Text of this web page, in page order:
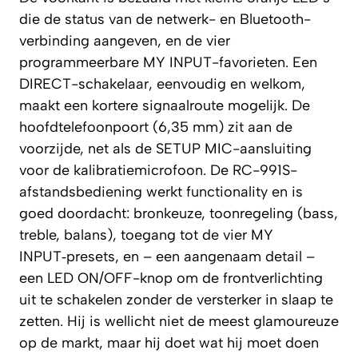
die de status van de netwerk- en Bluetooth-
verbinding aangeven, en de vier
programmeerbare MY INPUT-favorieten. Een
DIRECT-schakelaar, eenvoudig en welkom,
maakt een kortere signaalroute mogelijk. De
hoofdtelefoonpoort (6,35 mm) zit aan de
voorzijde, net als de SETUP MIC-aansluiting
voor de kalibratiemicrofoon. De RC-991S-
afstandsbediening werkt functionality en is
goed doordacht: bronkeuze, toonregeling (bass,
treble, balans), toegang tot de vier MY
INPUT‑presets, en – een aangenaam detail –
een LED ON/OFF-knop om de frontverlichting
uit te schakelen zonder de versterker in slaap te
zetten. Hij is wellicht niet de meest glamoureuze
op de markt, maar hij doet wat hij moet doen